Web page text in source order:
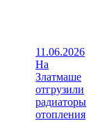
11.06.2026
На
Златмаше
отгрузили
радиаторы
отопления